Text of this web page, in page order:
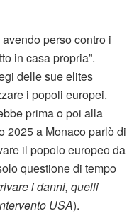
perso contro i
in casa propria”.
delle sue elites
i popoli europei.
prima o poi alla
2025 a Monaco parlò di
il popolo europeo da
questione di tempo
i danni, quelli
USA).